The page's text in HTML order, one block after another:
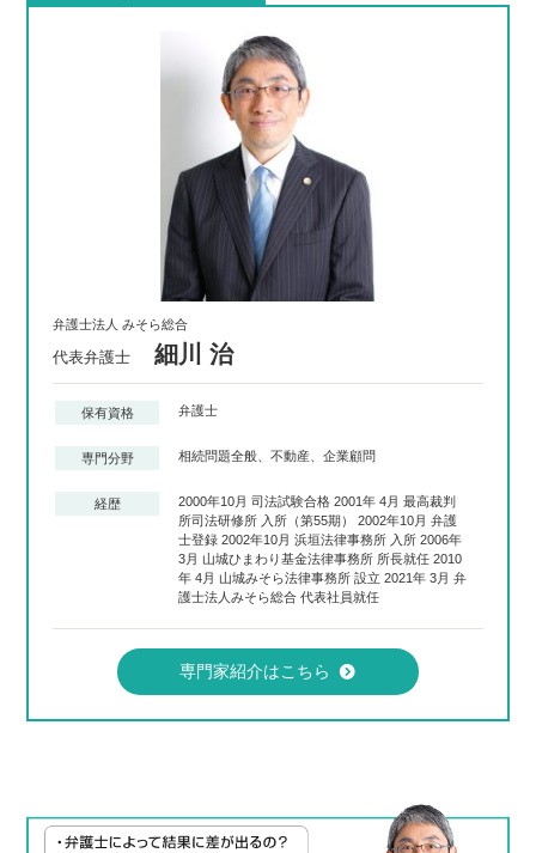
弁護士法人 みそら総合
代表弁護士 細川 治
保有資格 弁護士
専門分野 相続問題全般、不動産、企業顧問
経歴
2000年10月 司法試験合格 2001年 4月 最高裁判
所司法研修所 入所（第55期） 2002年10月 弁護
士登録 2002年10月 浜垣法律事務所 入所 2006年
3月 山城ひまわり基金法律事務所 所長就任 2010
年 4月 山城みそら法律事務所 設立 2021年 3月 弁
護士法人みそら総合 代表社員就任
専門家紹介はこちら